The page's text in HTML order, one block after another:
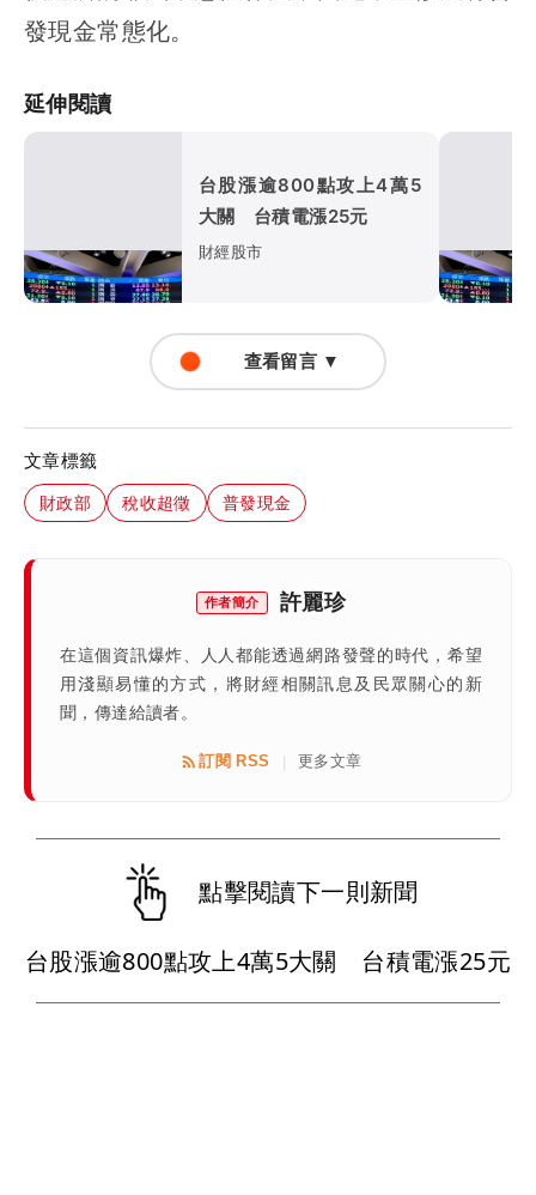
發現金常態化。
延伸閱讀
台股漲逾800點攻上4萬5
大關 台積電漲25元
財經股市
查看留言 ▼
文章標籤
財政部 稅收超徵 普發現金
作者簡介 許麗珍
在這個資訊爆炸、人人都能透過網路發聲的時代，希望
用淺顯易懂的方式，將財經相關訊息及民眾關心的新
聞，傳達給讀者。
訂閱 RSS | 更多文章
點擊閱讀下一則新聞
台股漲逾800點攻上4萬5大關 台積電漲25元